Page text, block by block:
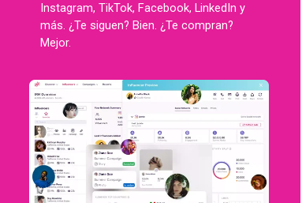
Instagram, TikTok, Facebook, LinkedIn y
más. ¿Te siguen? Bien. ¿Te compran?
Mejor.